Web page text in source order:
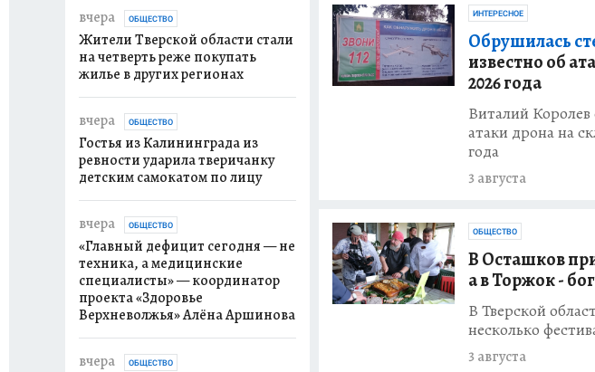
ИНТЕРЕСНОЕ
Обрушилась
известно об
2026 года
Виталий
атаки дрона на
года
3 августа
ОБЩЕСТВО
В Осташков
а в Торжок -
В Тверской
несколько
3 августа
вчера ОБЩЕСТВО
Жители Тверской области стали
на четверть реже покупать
жилье в других регионах
вчера ОБЩЕСТВО
Гостья из Калининграда из
ревности ударила тверичанку
детским самокатом по лицу
вчера ОБЩЕСТВО
«Главный дефицит сегодня — не
техника, а медицинские
специалисты» — координатор
проекта «Здоровье
Верхневолжья» Алёна Аршинова
вчера ОБЩЕСТВО